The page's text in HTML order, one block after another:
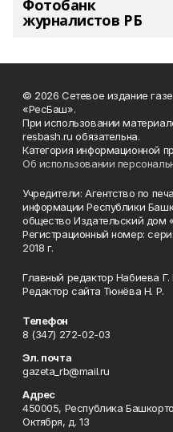
Фотобанк
журналистов РБ
© 2026 Сетевое издание
«РесБаш».
При использовании
resbash.ru обязательна.
Категория информационной
Об использовании
Учредители: Агентство по
информации Республики
общество Издательский дом
Регистрационный номер:
2018 г.
Главный редактор Набиева Г.
Редактор сайта Тюнёва Н. Р.
Телефон
8 (347) 272-02-03
Эл. почта
gazeta_rb@mail.ru
Адрес
450005, Республика
Октября, д. 13